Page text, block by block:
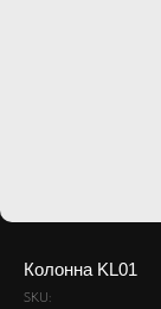
Колонна KL01
SKU: